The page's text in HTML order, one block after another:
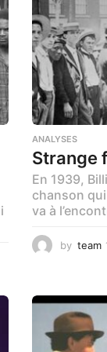
ANALYSES
Strange
En 1939,
chanson
va à
by team